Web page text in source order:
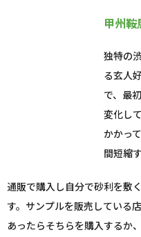
甲州鞍
独特の
る玄人
で、最
変化し
かかっ
間短縮
通販で購入し自分で砂利を敷
す。サンプルを販売している
あったらそちらを購入するか